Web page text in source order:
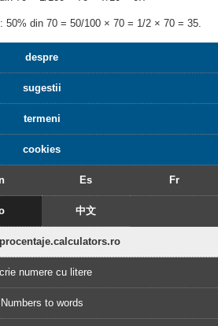
50% din 70 = 50/100 × 70 = 1/2 × 70 = 35.
despre
sugestii
termeni
cookies
Es Fr
中文
numere cu litere
Numbers to words